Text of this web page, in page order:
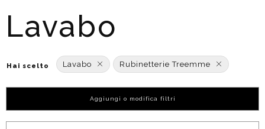
Lavabo
Hai scelto Lavabo Rubinetterie Treemme
Aggiungi o modifica filtri